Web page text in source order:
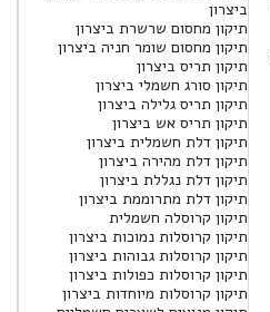
ביצרון
תיקון מחסום שרשרת ביצרון
תיקון מחסום שומר חניה ביצרון
תיקון תריס ביצרון
תיקון סורג חשמלי ביצרון
תיקון תריס גלילה ביצרון
תיקון תריס אש ביצרון
תיקון דלת חשמלית ביצרון
תיקון דלת מהירה ביצרון
תיקון דלת נגללת ביצרון
תיקון דלת מתרוממת ביצרון
תיקון קרוסלה חשמלית
תיקון קרוסלות נמוכות ביצרון
תיקון קרוסלות גבוהות ביצרון
תיקון קרוסלות כפולות ביצרון
תיקון קרוסלות מיוחדות ביצרון